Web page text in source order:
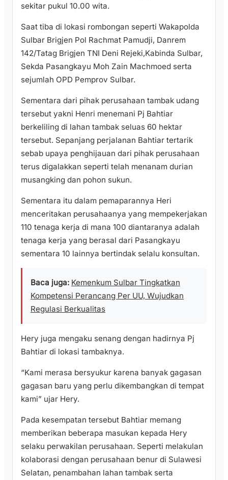
sekitar pukul 10.00 wita.
Saat tiba di lokasi rombongan seperti Wakapolda
Sulbar Brigjen Pol Rachmat Pamudji, Danrem
142/Tatag Brigjen TNI Deni Rejeki,Kabinda Sulbar,
Sekda Pasangkayu Moh Zain Machmoed serta
sejumlah OPD Pemprov Sulbar.
Sementara dari pihak perusahaan tambak udang
tersebut yakni Henri menemani Pj Bahtiar
berkeliling di lahan tambak seluas 60 hektar
tersebut. Sepanjang perjalanan Bahtiar tertarik
sebab upaya penghijauan dari pihak perusahaan
terus digalakkan seperti telah menanam durian
musangking dan pohon sukun.
Sementara itu dalam pemaparannya Heri
menceritakan perusahaanya yang mempekerjakan
110 tenaga kerja di mana 100 diantaranya adalah
tenaga kerja yang berasal dari Pasangkayu
sementara 10 lainnya bertindak selalu konsultan.
Baca juga: Kemenkum Sulbar Tingkatkan
Kompetensi Perancang Per UU, Wujudkan
Regulasi Berkualitas
Hery juga mengaku senang dengan hadirnya Pj
Bahtiar di lokasi tambaknya.
“Kami merasa bersyukur karena banyak gagasan
gagasan baru yang perlu dikembangkan di tempat
kami” ujar Hery.
Pada kesempatan tersebut Bahtiar memang
memberikan beberapa masukan kepada Hery
selaku perwakilan perusahaan. Seperti melakulan
kolaborasi dengan perusahaan benur di Sulawesi
Selatan, penambahan lahan tambak serta